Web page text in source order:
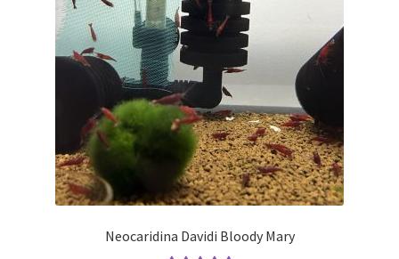
Neocaridina Davidi Bloody Mary